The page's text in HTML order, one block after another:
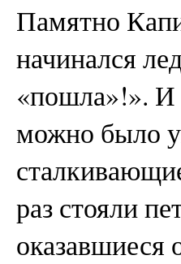
Памятно
начинался
«пошла»!». И
можно было
раз стояли